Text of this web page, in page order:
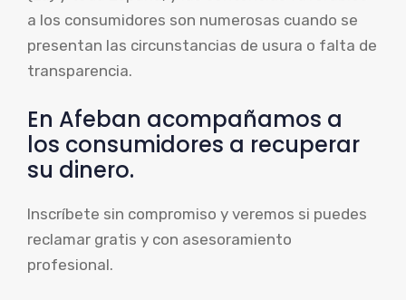
a los consumidores son numerosas cuando se
presentan las circunstancias de usura o falta de
transparencia.
En Afeban acompañamos a
los consumidores a recuperar
su dinero.
Inscríbete sin compromiso y veremos si puedes
reclamar gratis y con asesoramiento
profesional.